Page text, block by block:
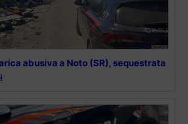
abusiva a Noto (SR), sequestrata